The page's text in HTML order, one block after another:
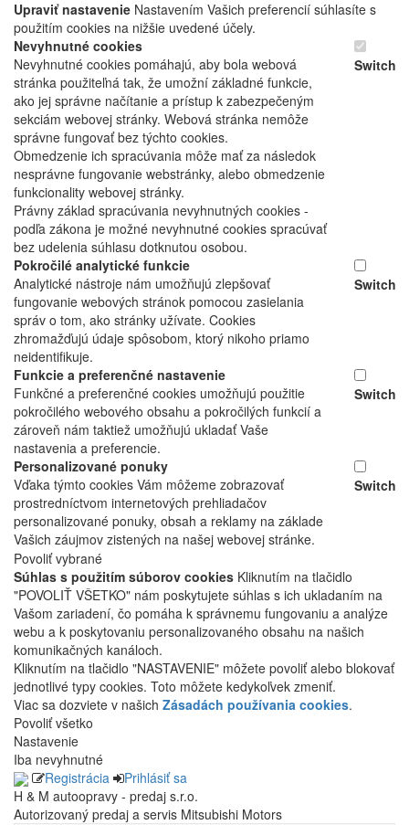
Upraviť nastavenie Nastavením Vašich preferencií súhlasíte s
použitím cookies na nižšie uvedené účely.
Nevyhnutné cookies
Nevyhnutné cookies pomáhajú, aby bola webová
stránka použiteľná tak, že umožní základné funkcie,
ako jej správne načítanie a prístup k zabezpečeným
sekciám webovej stránky. Webová stránka nemôže
správne fungovať bez týchto cookies.
Obmedzenie ich spracúvania môže mať za následok
nesprávne fungovanie webstránky, alebo obmedzenie
funkcionality webovej stránky.
Právny základ spracúvania nevyhnutných cookies -
podľa zákona je možné nevyhnutné cookies spracúvať
bez udelenia súhlasu dotknutou osobou.
Switch
Pokročilé analytické funkcie
Analytické nástroje nám umožňujú zlepšovať
fungovanie webových stránok pomocou zasielania
správ o tom, ako stránky užívate. Cookies
zhromažďujú údaje spôsobom, ktorý nikoho priamo
neidentifikuje.
Switch
Funkcie a preferenčné nastavenie
Funkčné a preferenčné cookies umožňujú použitie
pokročilého webového obsahu a pokročilých funkcií a
zároveň nám taktiež umožňujú ukladať Vaše
nastavenia a preferencie.
Switch
Personalizované ponuky
Vďaka týmto cookies Vám môžeme zobrazovať
prostredníctvom internetových prehliadačov
personalizované ponuky, obsah a reklamy na základe
Vašich záujmov zistených na našej webovej stránke.
Switch
Povoliť vybrané
Súhlas s použitím súborov cookies Kliknutím na tlačidlo
"POVOLIŤ VŠETKO" nám poskytujete súhlas s ich ukladaním na
Vašom zariadení, čo pomáha k správnemu fungovaniu a analýze
webu a k poskytovaniu personalizovaného obsahu na našich
komunikačných kanáloch.
Kliknutím na tlačidlo "NASTAVENIE" môžete povoliť alebo blokovať
jednotlivé typy cookies. Toto môžete kedykoľvek zmeniť.
Viac sa dozviete v našich Zásadách používania cookies.
Povoliť všetko
Nastavenie
Iba nevyhnutné
Registrácia
Prihlásiť sa
H & M autoopravy - predaj s.r.o.
Autorizovaný predaj a servis Mitsubishi Motors